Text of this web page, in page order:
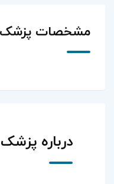
مشخصات پزشک
درباره پزشک